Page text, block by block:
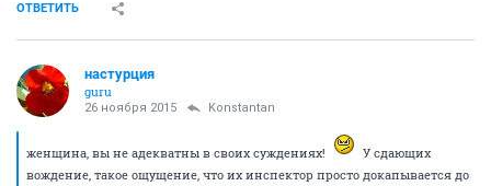
ОТВЕТИТЬ
настурция
guru
26 ноября 2015 Konstantan
женщина, вы не адекватны в своих суждениях!
У сдающих
вождение, такое ощущение, что их инспектор просто докапывается до